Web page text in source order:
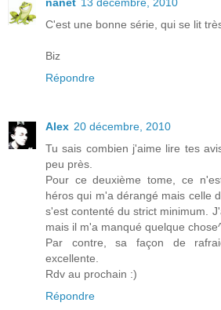
C'est une bonne série, qui se lit
Biz
Répondre
Alex 20 décembre, 2010
Tu sais combien j'aime lire tes
peu près.
Pour ce deuxième tome, ce
héros qui m'a dérangé mais celle
s'est contenté du strict minimum.
mais il m'a manqué quelque
Par contre, sa façon de
excellente.
Rdv au prochain :)
Répondre